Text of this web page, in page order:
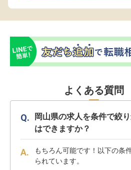
よくある質問
岡山県の求人を条件で絞
はできますか？
もちろん可能です！以下の条
られています。